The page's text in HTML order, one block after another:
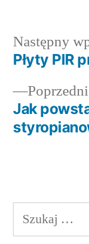
fasadowe/10-6-
lambda-white-
chwilę jednak
centymetrów…
wpisu
Jak
Następny
Płyty PIR
Szukaj: